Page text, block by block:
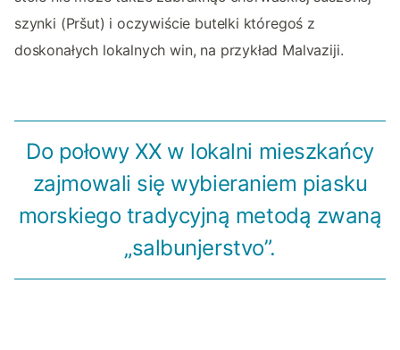
szynki (Pršut) i oczywiście butelki któregoś z
doskonałych lokalnych win, na przykład Malvaziji.
Do połowy XX w lokalni mieszkańcy
zajmowali się wybieraniem piasku
morskiego tradycyjną metodą zwaną
„salbunjerstvo”.